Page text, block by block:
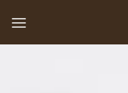
content